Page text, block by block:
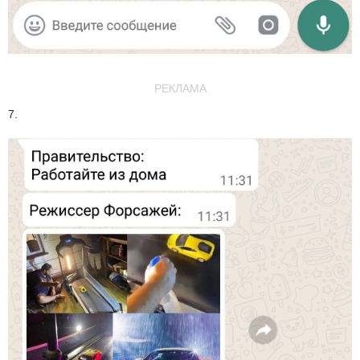
РЕКЛАМА
7.